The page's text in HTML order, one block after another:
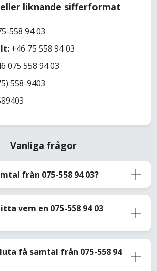
liknande sifferformat
558 94 03
+46 75 558 94 03
075 558 94 03
558-9403
Vanliga frågor
från 075-558 94 03?
vem en 075-558 94 03
få samtal från 075-558 94